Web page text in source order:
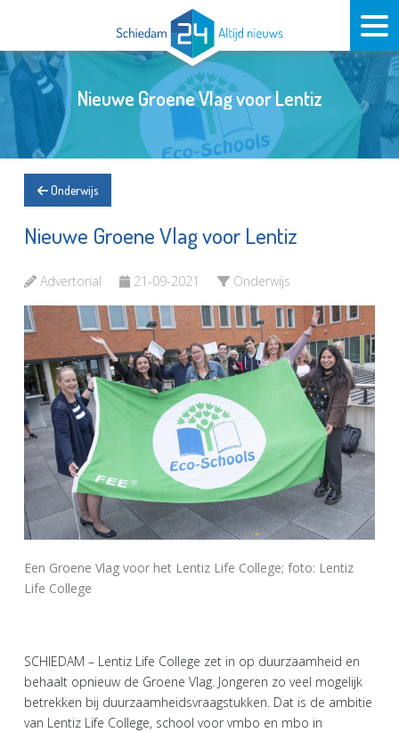
Nieuwe Groene Vlag voor Lentiz
Onderwijs
Nieuwe Groene Vlag voor Lentiz
Advertorial 21-09-2021 Onderwijs
Een Groene Vlag voor het Lentiz Life College; foto: Lentiz
Life College
SCHIEDAM – Lentiz Life College zet in op duurzaamheid en
behaalt opnieuw de Groene Vlag. Jongeren zo veel mogelijk
betrekken bij duurzaamheidsvraagstukken. Dat is de ambitie
van Lentiz Life College, school voor vmbo en mbo in